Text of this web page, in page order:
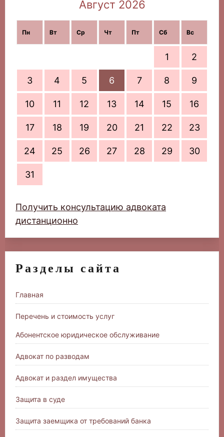
Август 2026
Пн Вт Ср Чт Пт Сб Вс
1 2
3 4 5 6 7 8 9
10 11 12 13 14 15 16
17 18 19 20 21 22 23
24 25 26 27 28 29 30
31
Получить консультацию адвоката
дистанционно
Разделы сайта
Главная
Перечень и стоимость услуг
Абонентское юридическое обслуживание
Адвокат по разводам
Адвокат и раздел имущества
Защита в суде
Защита заемщика от требований банка